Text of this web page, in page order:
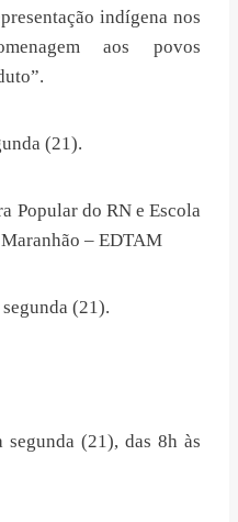
indígena nos
aos povos
(21).
Popular do RN e Escola
– EDTAM
(21).
(21), das 8h às